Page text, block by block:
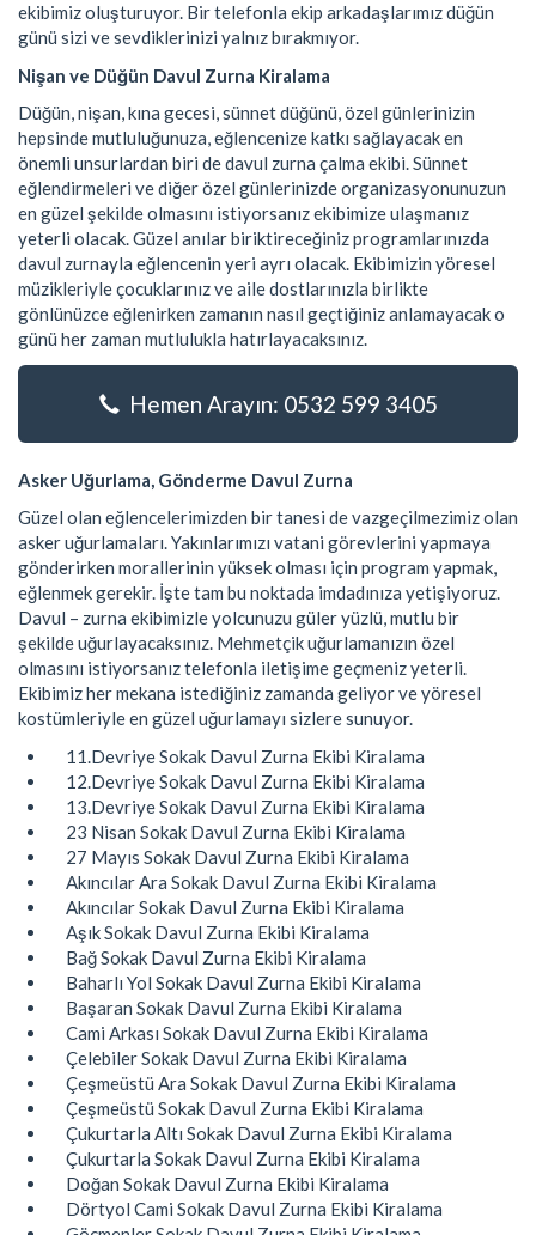
ekibimiz oluşturuyor. Bir telefonla ekip arkadaşlarımız düğün
günü sizi ve sevdiklerinizi yalnız bırakmıyor.
Nişan ve Düğün Davul Zurna Kiralama
Düğün, nişan, kına gecesi, sünnet düğünü, özel günlerinizin
hepsinde mutluluğunuza, eğlencenize katkı sağlayacak en
önemli unsurlardan biri de davul zurna çalma ekibi. Sünnet
eğlendirmeleri ve diğer özel günlerinizde organizasyonunuzun
en güzel şekilde olmasını istiyorsanız ekibimize ulaşmanız
yeterli olacak. Güzel anılar biriktireceğiniz programlarınızda
davul zurnayla eğlencenin yeri ayrı olacak. Ekibimizin yöresel
müzikleriyle çocuklarınız ve aile dostlarınızla birlikte
gönlünüzce eğlenirken zamanın nasıl geçtiğiniz anlamayacak o
günü her zaman mutlulukla hatırlayacaksınız.
Hemen Arayın: 0532 599 3405
Asker Uğurlama, Gönderme Davul Zurna
Güzel olan eğlencelerimizden bir tanesi de vazgeçilmezimiz olan
asker uğurlamaları. Yakınlarımızı vatani görevlerini yapmaya
gönderirken morallerinin yüksek olması için program yapmak,
eğlenmek gerekir. İşte tam bu noktada imdadınıza yetişiyoruz.
Davul – zurna ekibimizle yolcunuzu güler yüzlü, mutlu bir
şekilde uğurlayacaksınız. Mehmetçik uğurlamanızın özel
olmasını istiyorsanız telefonla iletişime geçmeniz yeterli.
Ekibimiz her mekana istediğiniz zamanda geliyor ve yöresel
kostümleriyle en güzel uğurlamayı sizlere sunuyor.
11.Devriye Sokak Davul Zurna Ekibi Kiralama
12.Devriye Sokak Davul Zurna Ekibi Kiralama
13.Devriye Sokak Davul Zurna Ekibi Kiralama
23 Nisan Sokak Davul Zurna Ekibi Kiralama
27 Mayıs Sokak Davul Zurna Ekibi Kiralama
Akıncılar Ara Sokak Davul Zurna Ekibi Kiralama
Akıncılar Sokak Davul Zurna Ekibi Kiralama
Aşık Sokak Davul Zurna Ekibi Kiralama
Bağ Sokak Davul Zurna Ekibi Kiralama
Baharlı Yol Sokak Davul Zurna Ekibi Kiralama
Başaran Sokak Davul Zurna Ekibi Kiralama
Cami Arkası Sokak Davul Zurna Ekibi Kiralama
Çelebiler Sokak Davul Zurna Ekibi Kiralama
Çeşmeüstü Ara Sokak Davul Zurna Ekibi Kiralama
Çeşmeüstü Sokak Davul Zurna Ekibi Kiralama
Çukurtarla Altı Sokak Davul Zurna Ekibi Kiralama
Çukurtarla Sokak Davul Zurna Ekibi Kiralama
Doğan Sokak Davul Zurna Ekibi Kiralama
Dörtyol Cami Sokak Davul Zurna Ekibi Kiralama